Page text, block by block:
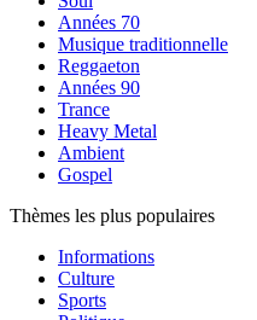
Années 70
Musique traditionnelle
Reggaeton
Années 90
Trance
Heavy Metal
Ambient
Gospel
Thèmes les plus populaires
Informations
Culture
Sports